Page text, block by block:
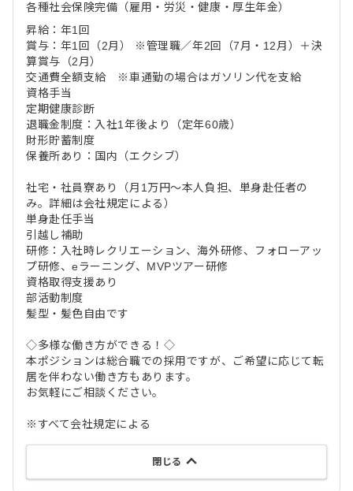
各種社会保険完備（雇用・労災・健康・厚生年金）
昇給：年1回
賞与：年1回（2月） ※管理職／年2回（7月・12月）＋決
算賞与（2月）
交通費全額支給 ※車通勤の場合はガソリン代を支給
資格手当
定期健康診断
退職金制度：入社1年後より（定年60歳）
財形貯蓄制度
保養所あり：国内（エクシブ）
社宅・社員寮あり（月1万円～本人負担、単身赴任者の
み。詳細は会社規定による）
単身赴任手当
引越し補助
研修：入社時レクリエーション、海外研修、フォローアッ
プ研修、eラーニング、MVPツアー研修
資格取得支援あり
部活動制度
髪型・髪色自由です
◇多様な働き方ができる！◇
本ポジションは総合職での採用ですが、ご希望に応じて転
居を伴わない働き方もあります。
お気軽にご相談ください。
※すべて会社規定による
閉じる